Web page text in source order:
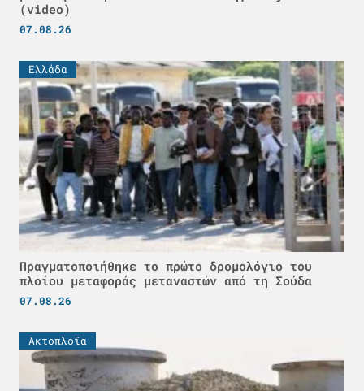
(video)
07.08.26
Ελλάδα
Πραγματοποιήθηκε το πρώτο δρομολόγιο του
πλοίου μεταφοράς μεταναστών από τη Σούδα
07.08.26
Ακτοπλοϊα